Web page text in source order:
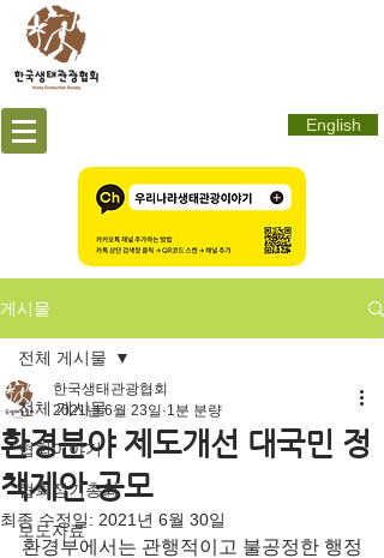
English
게시물
전체 게시물
협회이야기
협회정기총회
보도자료
전체 게시물
환경분야 제도개선 대국민 정
책제안 공모
한국생태관광협회
2021년 6월 23일 1분 분량
최종 수정일: 2021년 6월 30일
환경부에서는 관행적이고 불공정한 행정